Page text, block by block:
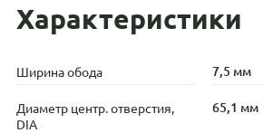
Характеристики
Ширина обода 7,5 мм
Диаметр центр. отверстия,
DIA
65,1 мм